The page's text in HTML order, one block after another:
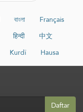
বাংলা
Français
हिन्दी
中文
Kurdî Hausa
Daftar